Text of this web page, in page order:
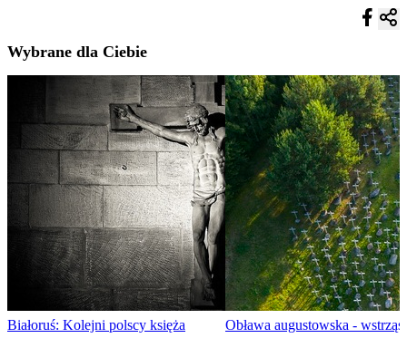
Wybrane dla Ciebie
Białoruś: Kolejni polscy księża
Obława augustowska -